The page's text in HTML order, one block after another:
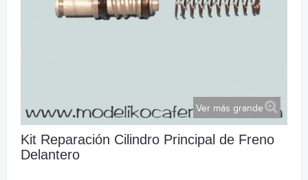
Ver más grande
Kit Reparación Cilindro Principal de Freno
Delantero